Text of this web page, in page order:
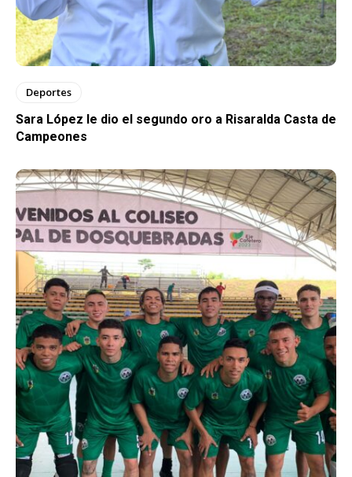
Deportes
Sara López le dio el segundo oro a Risaralda Casta de
Campeones